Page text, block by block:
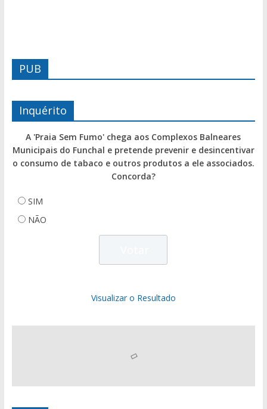
PUB
Inquérito
A 'Praia Sem Fumo' chega aos Complexos Balneares
Municipais do Funchal e pretende prevenir e desincentivar
o consumo de tabaco e outros produtos a ele associados.
Concorda?
SIM
NÃO
Visualizar o Resultado